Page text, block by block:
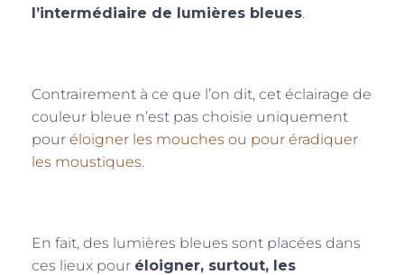
l’intermédiaire de lumières bleues.
Contrairement à ce que l’on dit, cet éclairage de
couleur bleue n’est pas choisie uniquement
pour éloigner les mouches ou pour éradiquer
les moustiques.
En fait, des lumières bleues sont placées dans
ces lieux pour éloigner, surtout, les